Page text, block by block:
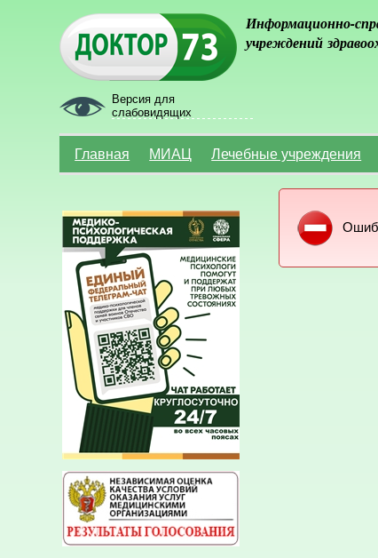
Версия для
слабовидящих
Информационно-
учреждений
Главная МИАЦ Лечебные учреждения